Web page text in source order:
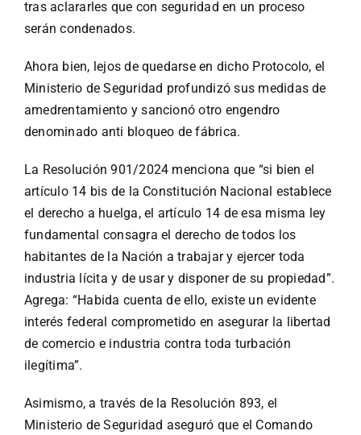
tras aclararles que con seguridad en un proceso
serán condenados.
Ahora bien, lejos de quedarse en dicho Protocolo, el
Ministerio de Seguridad profundizó sus medidas de
amedrentamiento y sancionó otro engendro
denominado anti bloqueo de fábrica.
La Resolución 901/2024 menciona que “si bien el
artículo 14 bis de la Constitución Nacional establece
el derecho a huelga, el artículo 14 de esa misma ley
fundamental consagra el derecho de todos los
habitantes de la Nación a trabajar y ejercer toda
industria lícita y de usar y disponer de su propiedad”.
Agrega: “Habida cuenta de ello, existe un evidente
interés federal comprometido en asegurar la libertad
de comercio e industria contra toda turbación
ilegítima”.
Asimismo, a través de la Resolución 893, el
Ministerio de Seguridad aseguró que el Comando